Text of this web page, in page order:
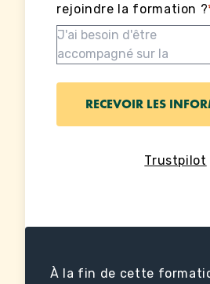
À la fin de cette
rejoindre la formation ?
Trustpilot